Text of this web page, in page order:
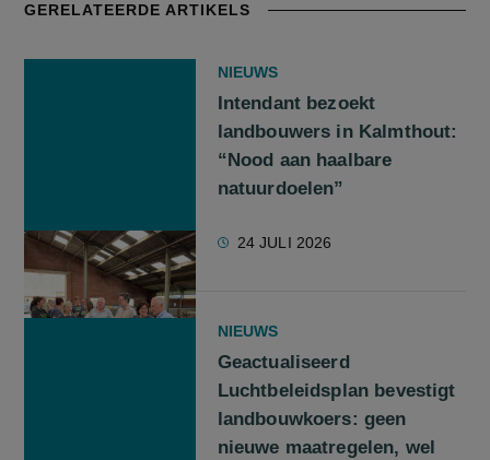
GERELATEERDE ARTIKELS
NIEUWS
Intendant bezoekt
landbouwers in Kalmthout:
“Nood aan haalbare
natuurdoelen”
24 JULI 2026
NIEUWS
Geactualiseerd
Luchtbeleidsplan bevestigt
landbouwkoers: geen
nieuwe maatregelen, wel